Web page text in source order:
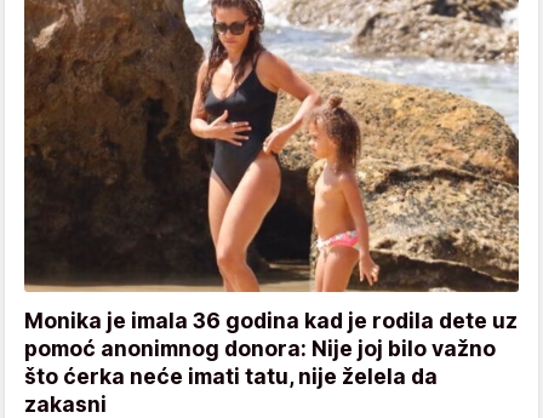
Monika je imala 36 godina kad je rodila dete uz
pomoć anonimnog donora: Nije joj bilo važno
što ćerka neće imati tatu, nije želela da
zakasni